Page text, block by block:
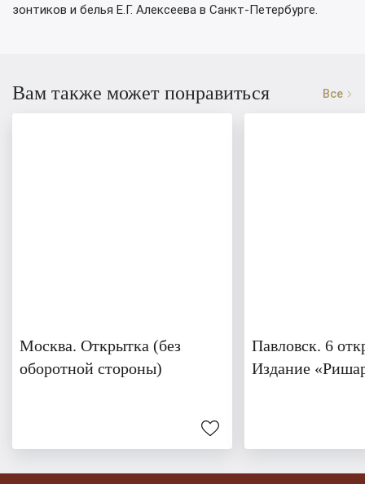
зонтиков и белья Е.Г. Алексеева в Санкт-Петербурге.
Вам также может понравиться Все
Москва. Открытка (без
оборотной стороны)
Павловск. 6
Издание